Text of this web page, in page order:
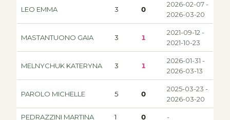
LEO EMMA 3 0
2026-02-07 -
2026-03-20
MASTANTUONO GAIA 3 1
2021-09-12 -
2021-10-23
MELNYCHUK KATERYNA 3 1
2026-01-31 -
2026-03-13
PAROLO MICHELLE 5 0
2025-03-23 -
2026-03-20
PEDRAZZINI MARTINA 1 0 -